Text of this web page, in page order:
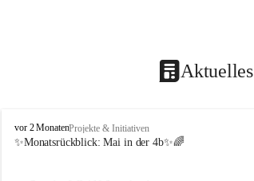
Aktuelles
V
o
vor 2 MonatenProjekte & Initiativen
✨Monatsrückblick: Mai in der 4b✨🌈